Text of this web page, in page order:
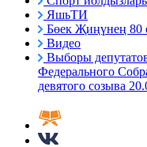
ЯшьТИ
Бөек Җиңүнең 80
Видео
Выборы
Федерального
девятого созыва